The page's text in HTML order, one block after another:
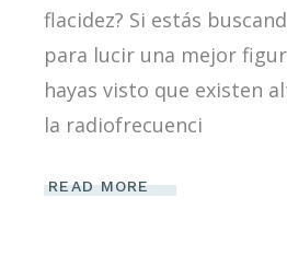
flacidez? Si estás
para lucir una mejor
hayas visto que existen
la radiofrecuenci
READ MORE